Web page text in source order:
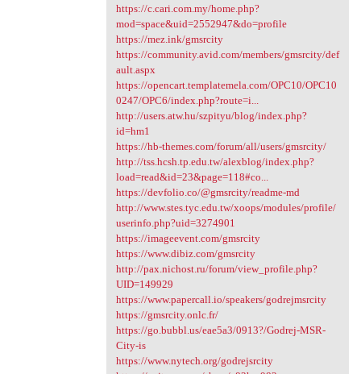
https://c.cari.com.my/home.php?
mod=space&uid=2552947&do=profile
https://mez.ink/gmsrcity
https://community.avid.com/members/gmsrcity/def
ault.aspx
https://opencart.templatemela.com/OPC10/OPC10
0247/OPC6/index.php?route=i...
http://users.atw.hu/szpityu/blog/index.php?
id=hm1
https://hb-themes.com/forum/all/users/gmsrcity/
http://tss.hcsh.tp.edu.tw/alexblog/index.php?
load=read&id=23&page=118#co...
https://devfolio.co/@gmsrcity/readme-md
http://www.stes.tyc.edu.tw/xoops/modules/profile/
userinfo.php?uid=3274901
https://imageevent.com/gmsrcity
https://www.dibiz.com/gmsrcity
http://pax.nichost.ru/forum/view_profile.php?
UID=149929
https://www.papercall.io/speakers/godrejmsrcity
https://gmsrcity.onlc.fr/
https://go.bubbl.us/eae5a3/0913?/Godrej-MSR-
City-is
https://www.nytech.org/godrejsrcity